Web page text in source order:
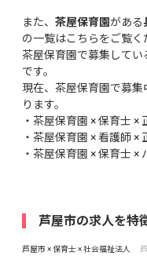
また、 茶屋保育園がある
の一覧はこちらをご覧く
茶屋保育園で募集して
です。
現在、茶屋保育園で募
ります。
・ 茶屋保育園 × 保育士 ×
・ 茶屋保育園 × 看護師 ×
・ 茶屋保育園 × 保育士 ×
芦屋市の求人を特
芦屋市 × 保育士 × 社会福祉法人